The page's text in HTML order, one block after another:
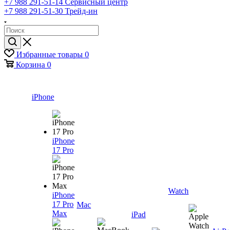
+7 988 291-51-14 Сервисный центр
+7 988 291-51-30 Трейд-ин
Избранные товары 0
Корзина 0
iPhone
iPhone
17 Pro
iPhone
17 Pro
Max
Mac
iPad
Watch